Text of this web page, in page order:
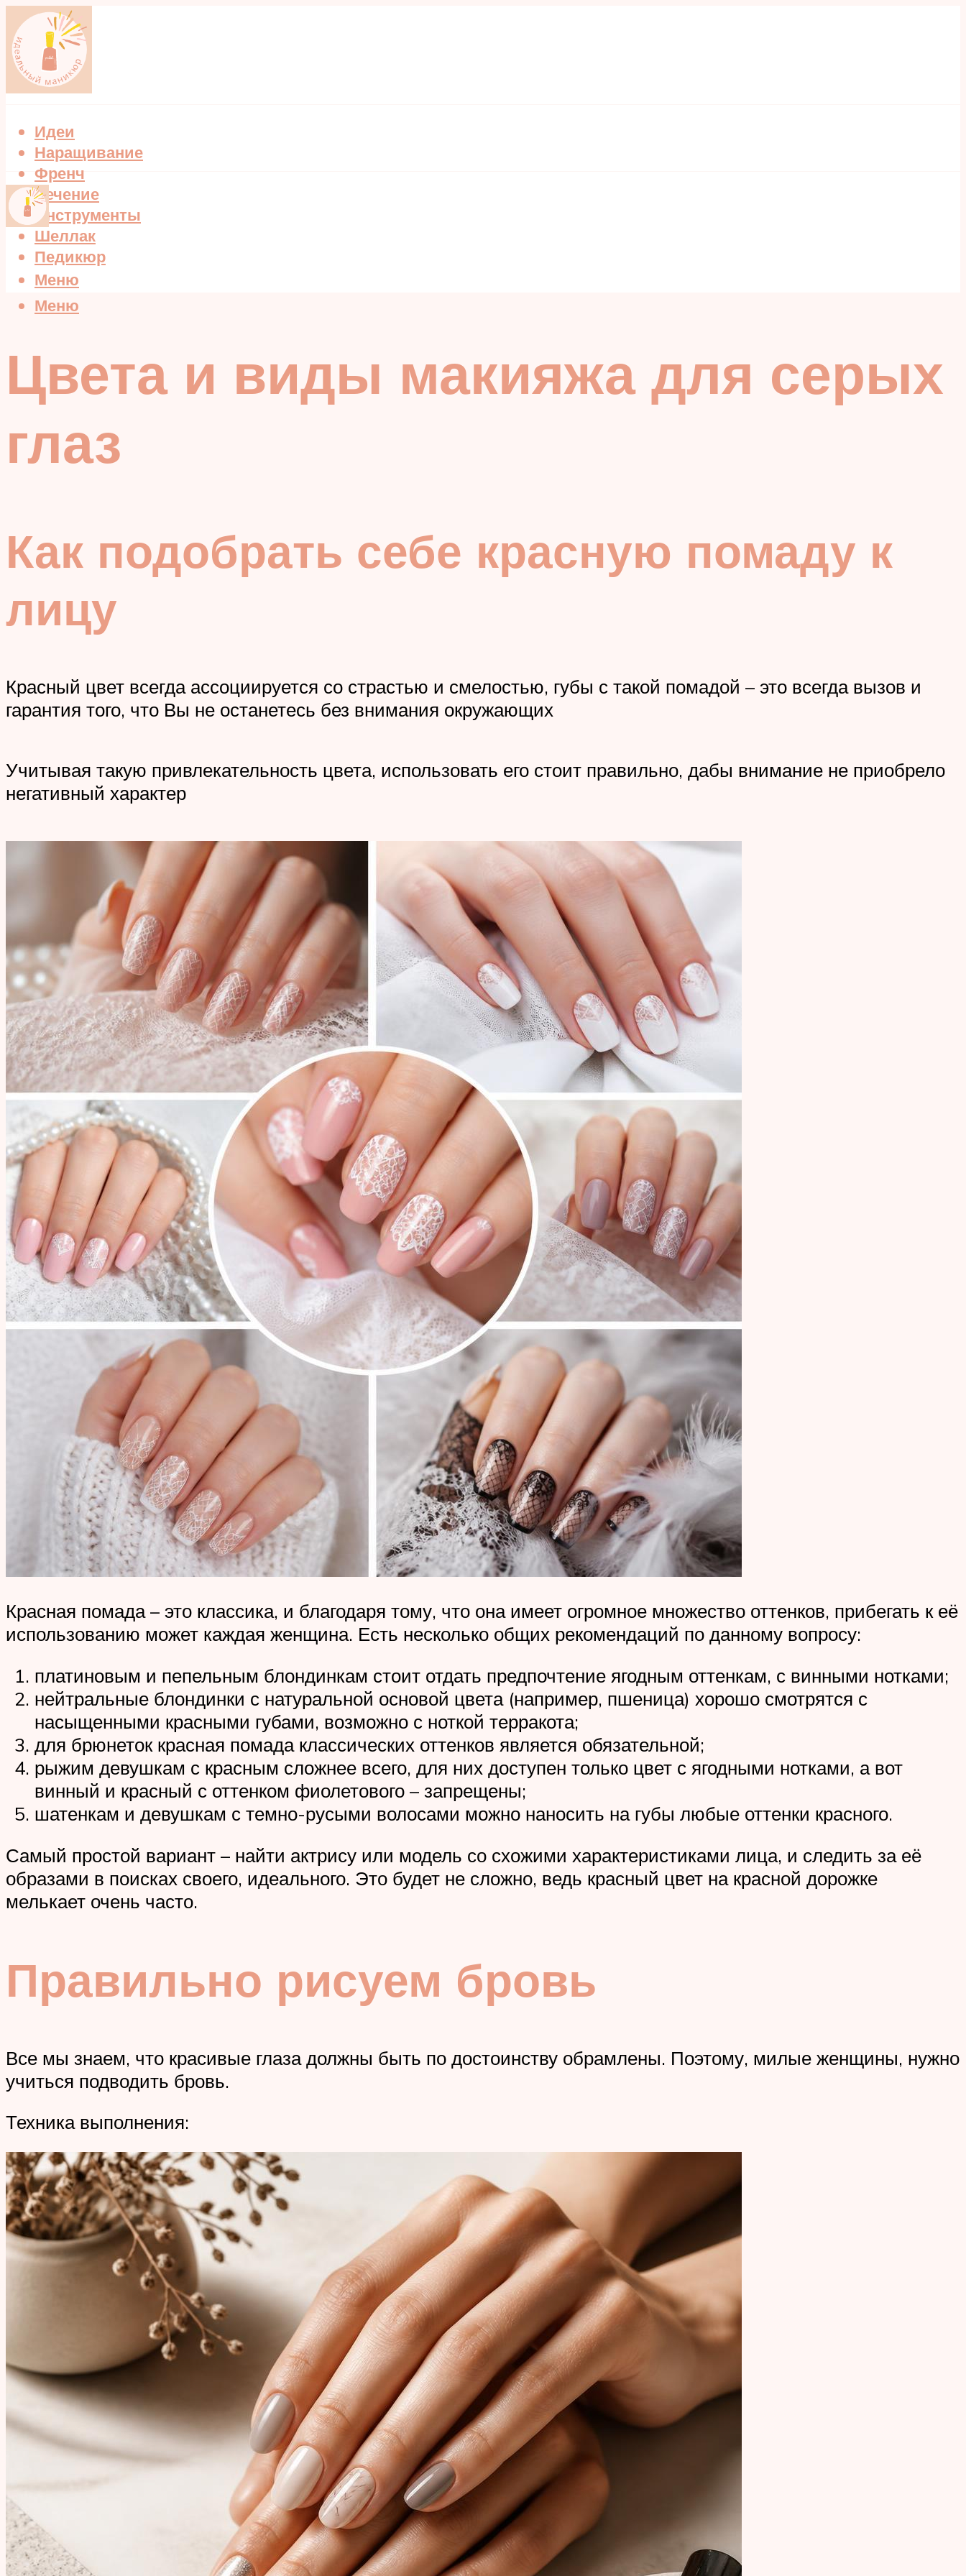
Идеи
Наращивание
Френч
Лечение
Инструменты
Шеллак
Педикюр
Меню
Меню
Цвета и виды макияжа для серых
глаз
Как подобрать себе красную помаду к
лицу
Красный цвет всегда ассоциируется со страстью и смелостью, губы с такой помадой – это всегда вызов и
гарантия того, что Вы не останетесь без внимания окружающих
Учитывая такую привлекательность цвета, использовать его стоит правильно, дабы внимание не приобрело
негативный характер
Красная помада – это классика, и благодаря тому, что она имеет огромное множество оттенков, прибегать к её
использованию может каждая женщина. Есть несколько общих рекомендаций по данному вопросу:
платиновым и пепельным блондинкам стоит отдать предпочтение ягодным оттенкам, с винными нотками;
нейтральные блондинки с натуральной основой цвета (например, пшеница) хорошо смотрятся с
насыщенными красными губами, возможно с ноткой терракота;
для брюнеток красная помада классических оттенков является обязательной;
рыжим девушкам с красным сложнее всего, для них доступен только цвет с ягодными нотками, а вот
винный и красный с оттенком фиолетового – запрещены;
шатенкам и девушкам с темно-русыми волосами можно наносить на губы любые оттенки красного.
Самый простой вариант – найти актрису или модель со схожими характеристиками лица, и следить за её
образами в поисках своего, идеального. Это будет не сложно, ведь красный цвет на красной дорожке
мелькает очень часто.
Правильно рисуем бровь
Все мы знаем, что красивые глаза должны быть по достоинству обрамлены. Поэтому, милые женщины, нужно
учиться подводить бровь.
Техника выполнения: